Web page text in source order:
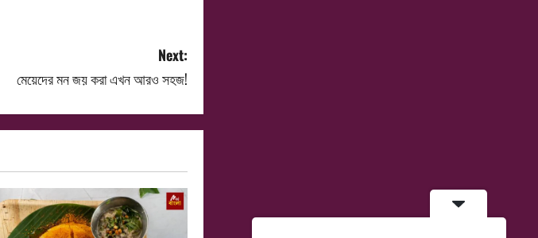
Next:
মেয়েদের মন জয় করা এখন আরও সহজ!